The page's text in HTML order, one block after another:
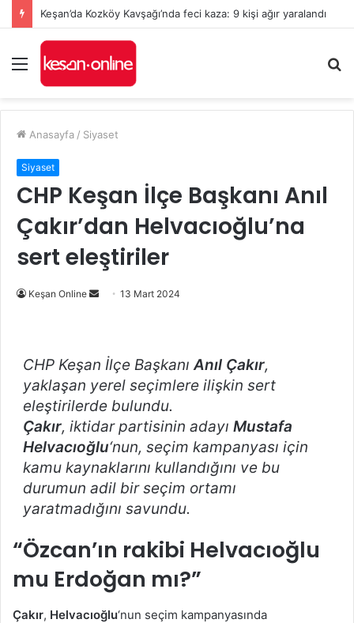
Keşan’da Kozköy Kavşağı’nda feci kaza: 9 kişi ağır yaralandı
Menü
...
Anasayfa / Siyaset
Siyaset
CHP Keşan İlçe Başkanı Anıl
Çakır’dan Helvacıoğlu’na
sert eleştiriler
Keşan Online
Bir
13 Mart 2024
CHP Keşan İlçe BaşkanıAnıl Çakır,
yaklaşan yerel seçimlere ilişkin sert
eleştirilerde bulundu.
Çakır, iktidar partisinin adayı Mustafa
Helvacıoğlu‘nun, seçim kampanyası için
kamu kaynaklarını kullandığını ve bu
durumun adil bir seçim ortamı
yaratmadığını savundu.
“Özcan’ın rakibi Helvacıoğlu
mu Erdoğan mı?”
Çakır, Helvacıoğlu‘nun seçim kampanyasında